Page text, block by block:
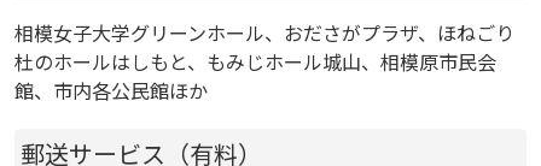
相模女子大学グリーンホール、おださがプラザ、ほねごり
杜のホールはしもと、もみじホール城山、相模原市民会
館、市内各公民館ほか
郵送サービス（有料）